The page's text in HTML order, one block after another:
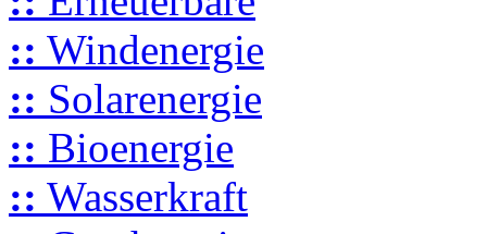
:: Windenergie
:: Solarenergie
:: Bioenergie
:: Wasserkraft